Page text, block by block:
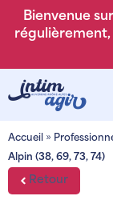
Bienvenue
régulièrement,
Accueil »
Alpin (38, 69, 73, 74)
Retour